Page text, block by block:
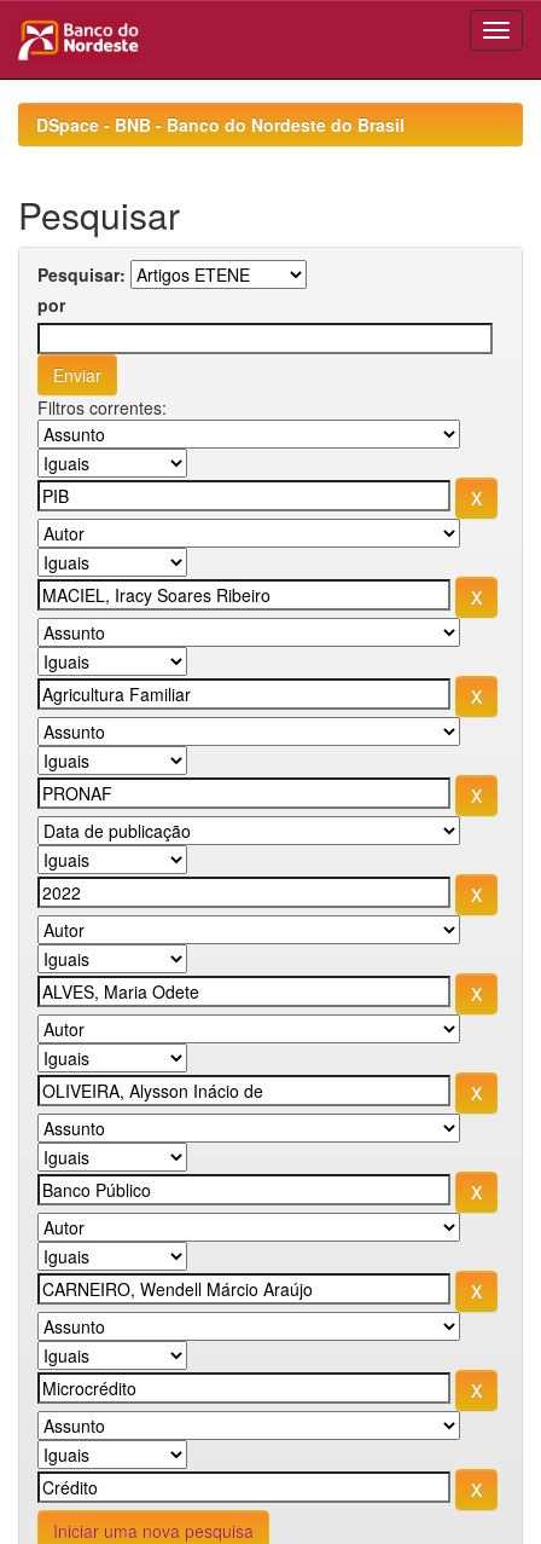
navigationDSpace - BNB - Banco do Nordeste do Brasil
Pesquisar
Pesquisar:
por
Filtros correntes:
Iniciar uma nova pesquisa